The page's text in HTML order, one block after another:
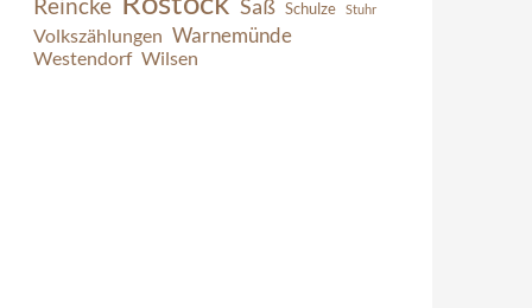
Saß Schulze Stuhr
Volkszählungen Warnemünde
Westendorf Wilsen